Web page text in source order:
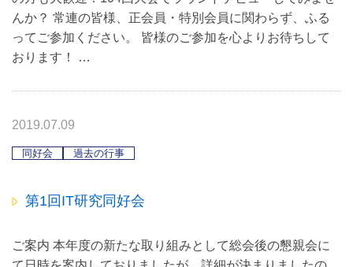
んか？ 常連の皆様、正会員・特別会員に関わらず、ふる
ってご参加ください。 皆様のご参加を心よりお待ちして
おります！ …
2019.07.09
同好会 過去の行事
第1回IT研究同好会
ご案内 本年度の新たな取り組みとして総会後の懇親会に